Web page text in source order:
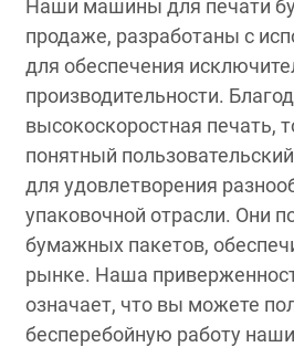
Наши машины для печати
продаже, разработаны с
для обеспечения
производительности.
высокоскоростная печать,
понятный
для удовлетворения
упаковочной отрасли. Они
бумажных пакетов,
рынке. Наша
означает, что вы можете
бесперебойную работу